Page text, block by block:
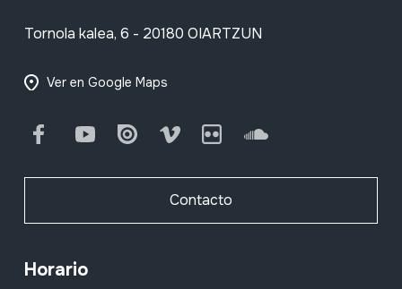
Tornola kalea, 6 - 20180 OIARTZUN
Ver en Google Maps
FacebookYoutube Issuu Vimeo Flickr SoundCloud
Contacto
Horario